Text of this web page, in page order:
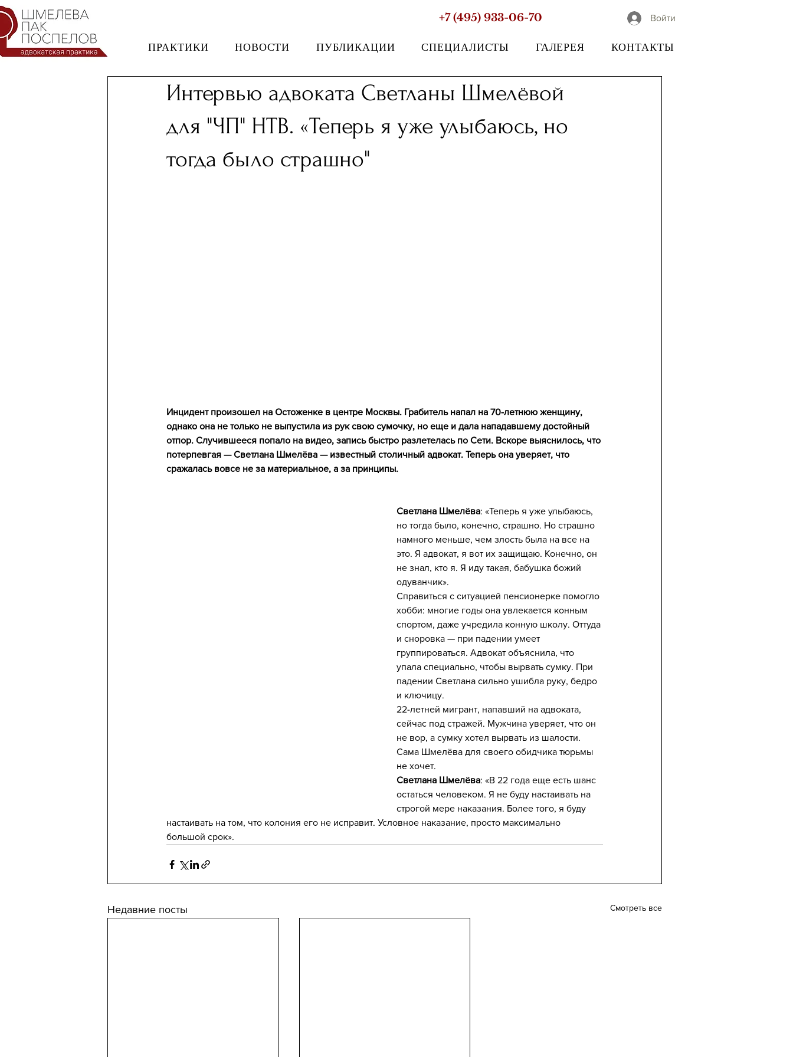
Войти
ПРАКТИКИ НОВОСТИ ПУБЛИКАЦИИ СПЕЦИАЛИСТЫ ГАЛЕРЕЯ КОНТАКТЫ
+7 (495) 933-06-70
Интервью адвоката Светланы Шмелёвой
для "ЧП" НТВ. «Теперь я уже улыбаюсь, но
тогда было страшно"
Инцидент произошел на Остоженке в центре Москвы. Грабитель напал на 70-летнюю женщину,
однако она не только не выпустила из рук свою сумочку, но еще и дала нападавшему достойный
отпор. Случившееся попало на видео, запись быстро разлетелась по Сети. Вскоре выяснилось, что
потерпевгая — Светлана Шмелёва — известный столичный адвокат. Теперь она уверяет, что
сражалась вовсе не за материальное, а за принципы.
Светлана Шмелёва: «Теперь я уже улыбаюсь,
но тогда было, конечно, страшно. Но страшно
намного меньше, чем злость была на все на
это. Я адвокат, я вот их защищаю. Конечно, он
не знал, кто я. Я иду такая, бабушка божий
одуванчик».
Справиться с ситуацией пенсионерке помогло
хобби: многие годы она увлекается конным
спортом, даже учредила конную школу. Оттуда
и сноровка — при падении умеет
группироваться. Адвокат объяснила, что
упала специально, чтобы вырвать сумку. При
падении Светлана сильно ушибла руку, бедро
и ключицу.
22-летней мигрант, напавший на адвоката,
сейчас под стражей. Мужчина уверяет, что он
не вор, а сумку хотел вырвать из шалости.
Сама Шмелёва для своего обидчика тюрьмы
не хочет.
Светлана Шмелёва: «В 22 года еще есть шанс
остаться человеком. Я не буду настаивать на
строгой мере наказания. Более того, я буду
настаивать на том, что колония его не исправит. Условное наказание, просто максимально
большой срок».
Недавние посты Смотреть все